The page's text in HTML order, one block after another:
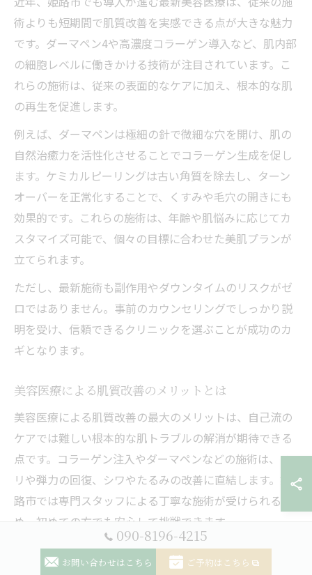
術よりも短期間で肌質改善を実感できる点が大きな魅力
です。ダーマペン4や高濃度コラーゲン導入など、肌内部
の細胞レベルに働きかける技術が注目されています。こ
れらの施術は、従来の表面的なケアに加え、根本的な肌
の再生を促進します。
例えば、ダーマペンは極細の針で微細な穴を開け、肌の
自然治癒力を活性化させることでコラーゲン生成を促し
ます。ケミカルピーリングは古い角質を除去し、ターン
オーバーを正常化することで、くすみや毛穴の開きにも
効果的です。これらの施術は、年齢や肌悩みに応じてカ
スタマイズ可能で、個々の目標に合わせた美肌プランが
立てられます。
ただし、最新施術も副作用やダウンタイムのリスクがゼ
ロではありません。事前のカウンセリングでしっかり説
明を受け、信頼できるクリニックを選ぶことが成功のカ
ギとなります。
美容医療による肌質改善のメリットとは
美容医療による肌質改善の最大のメリットは、自己流の
ケアでは難しい根本的な肌トラブルの解消が期待できる
点です。コラーゲン注入やダーマペンなどの施術は、ハ
リや弾力の回復、シワやたるみの改善に直結します。姫
路市では専門スタッフによる丁寧な施術が受けられるた
め、初めての方でも安心して挑戦できます。
また、プロによる肌診断やアフターケアのサポートが受
けられる点も大きな利点です。治療後の肌状態に合わせ
090-8196-4215
お問い合わせはこちら ご予約はこちら